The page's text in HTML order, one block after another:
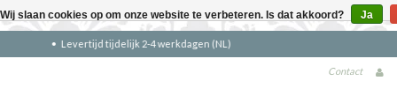
Gratis verzending boven €90 (NL)
Contact
Wij slaan cookies op om onze website te verbeteren. Is dat akkoord? Ja